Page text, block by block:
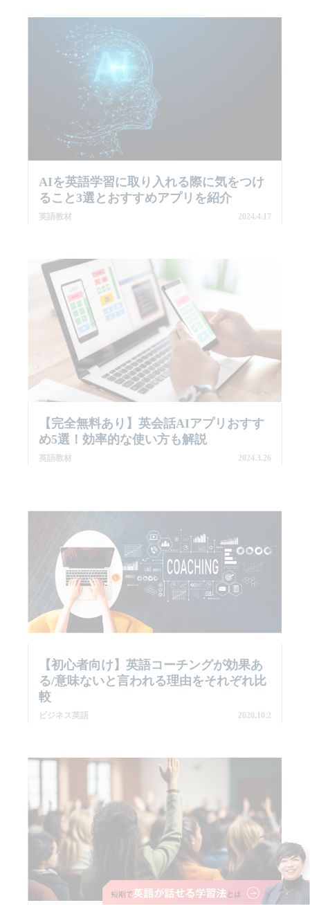
AIを英語学習に取り入れる際に気をつけ
ること3選とおすすめアプリを紹介
英語教材 2024.4.17
【完全無料あり】英会話AIアプリおすす
め5選！効率的な使い方も解説
英語教材 2024.3.26
【初心者向け】英語コーチングが効果あ
る/意味ないと言われる理由をそれぞれ比
較
ビジネス英語 2020.10.2